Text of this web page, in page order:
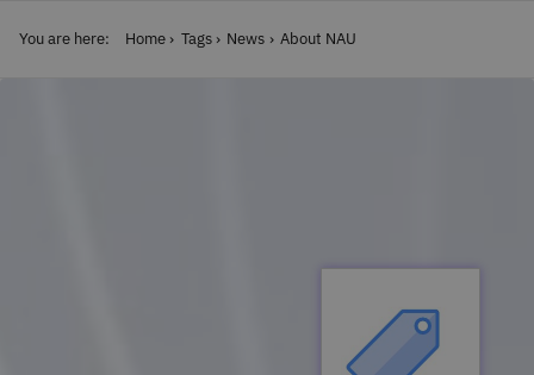
You are here: Home Tags News About NAU